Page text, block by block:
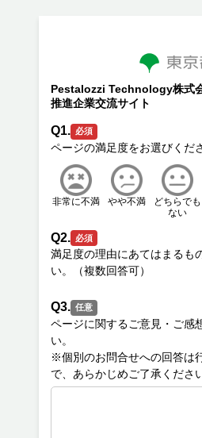
Pestalozzi Technology株式
推進企業交流サイト
Q1. 必須
非常に不満 やや不満
どちらでも
ない
Q2. 必須
満足度の理由にあてはまるも
Q3. 任意
ページに関するご意見・ご感
い。
※個別のお問合せへの回答は